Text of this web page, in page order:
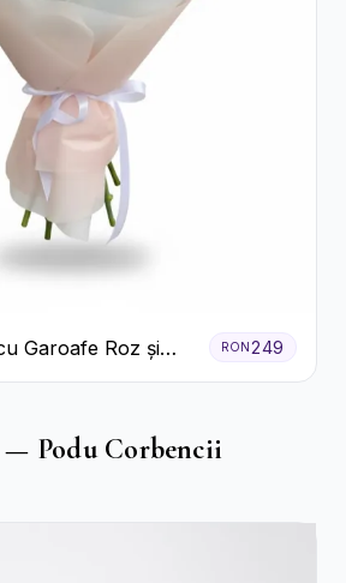
Garoafe Roz și
RON249
Podu Corbencii